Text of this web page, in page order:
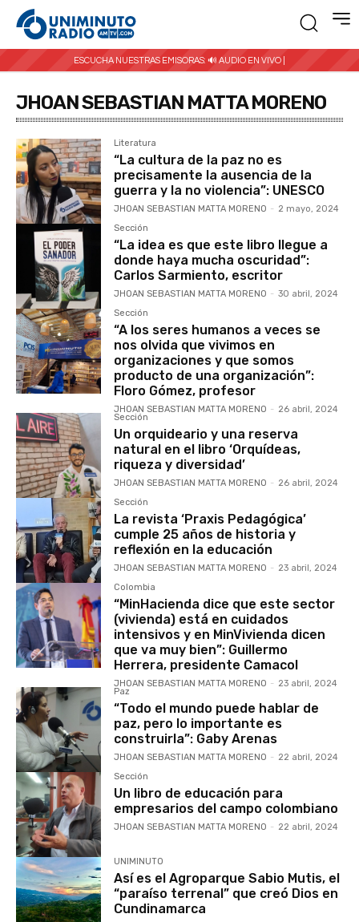
ESCUCHA NUESTRAS EMISORAS: 🔊 AUDIO EN VIVO |
JHOAN SEBASTIAN MATTA MORENO
Literatura
“La cultura de la paz no es
precisamente la ausencia de la
guerra y la no violencia”: UNESCO
JHOAN SEBASTIAN MATTA MORENO - 2 mayo, 2024
Sección
“La idea es que este libro llegue a
donde haya mucha oscuridad”:
Carlos Sarmiento, escritor
JHOAN SEBASTIAN MATTA MORENO - 30 abril, 2024
Sección
“A los seres humanos a veces se
nos olvida que vivimos en
organizaciones y que somos
producto de una organización”:
Floro Gómez, profesor
JHOAN SEBASTIAN MATTA MORENO - 26 abril, 2024
Sección
Un orquideario y una reserva
natural en el libro ‘Orquídeas,
riqueza y diversidad’
JHOAN SEBASTIAN MATTA MORENO - 26 abril, 2024
Sección
La revista ‘Praxis Pedagógica’
cumple 25 años de historia y
reflexión en la educación
JHOAN SEBASTIAN MATTA MORENO - 23 abril, 2024
Colombia
“MinHacienda dice que este sector
(vivienda) está en cuidados
intensivos y en MinVivienda dicen
que va muy bien”: Guillermo
Herrera, presidente Camacol
JHOAN SEBASTIAN MATTA MORENO - 23 abril, 2024
Paz
“Todo el mundo puede hablar de
paz, pero lo importante es
construirla”: Gaby Arenas
JHOAN SEBASTIAN MATTA MORENO - 22 abril, 2024
Sección
Un libro de educación para
empresarios del campo colombiano
JHOAN SEBASTIAN MATTA MORENO - 22 abril, 2024
UNIMINUTO
Así es el Agroparque Sabio Mutis, el
“paraíso terrenal” que creó Dios en
Cundinamarca